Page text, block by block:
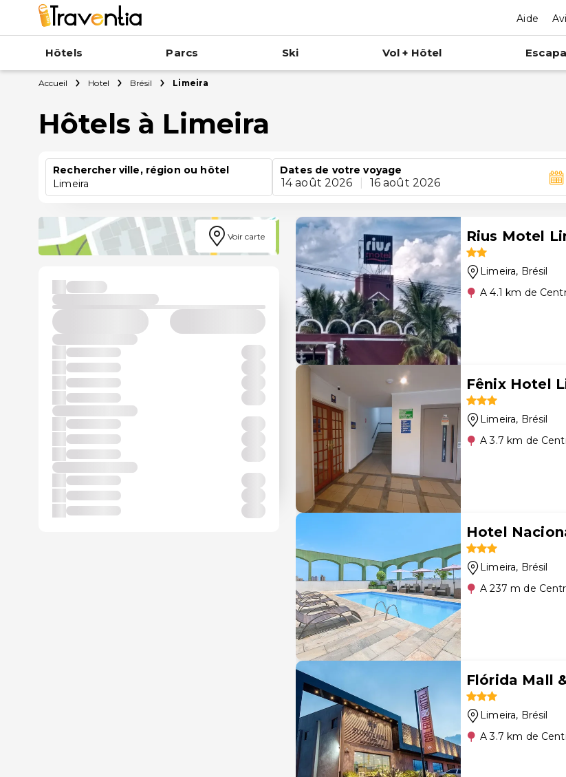
Aide
Hôtels Parcs Ski Vol + Hôtel
Accueil Hotel Brésil Limeira
Hôtels à Limeira
Rechercher ville, région ou hôtel
Limeira
Dates de votre voyage
14 août 2026 16 août 2026
Voir carte Rius Motel
Limeira, Brésil
A 4.1 km de
Fênix Hotel
Limeira, Brésil
A 3.7 km de
Hotel
Limeira, Brésil
A 237 m de
Flórida Mall
Limeira, Brésil
A 3.7 km de